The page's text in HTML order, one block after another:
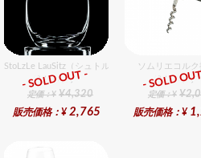
StoLzLe LauSitz（シュトルツル ラウンジッツ）
総合ﾗﾝｷﾝｸﾞ
定価：¥ ¥4,320
販売価格：¥ 2,765
- SOLD OUT -
ソムリエコルク
総合ﾗﾝｷﾝｸﾞ
定価：¥
販売価格：¥
- SOLD